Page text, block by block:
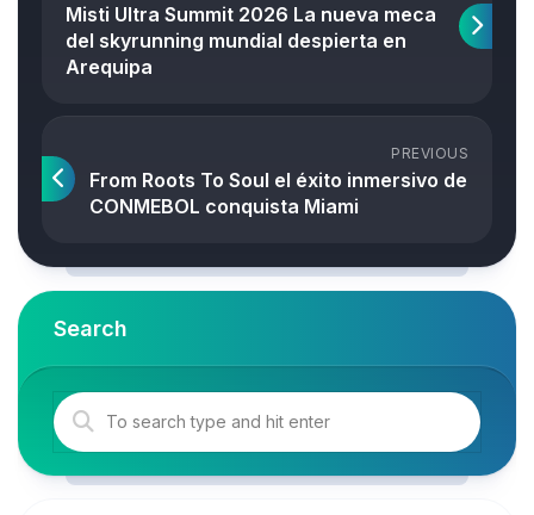
Misti Ultra Summit 2026 La nueva meca
del skyrunning mundial despierta en
Arequipa
PREVIOUS
From Roots To Soul el éxito inmersivo de
CONMEBOL conquista Miami
Search